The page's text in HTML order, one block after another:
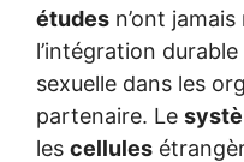
études n’ont
l’intégration durable
sexuelle dans les
partenaire. Le
les cellules